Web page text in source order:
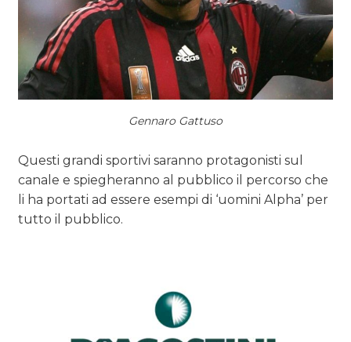
Gennaro Gattuso
Questi grandi sportivi saranno protagonisti sul
canale e spiegheranno al pubblico il percorso che
li ha portati ad essere esempi di ‘uomini Alpha’ per
tutto il pubblico.